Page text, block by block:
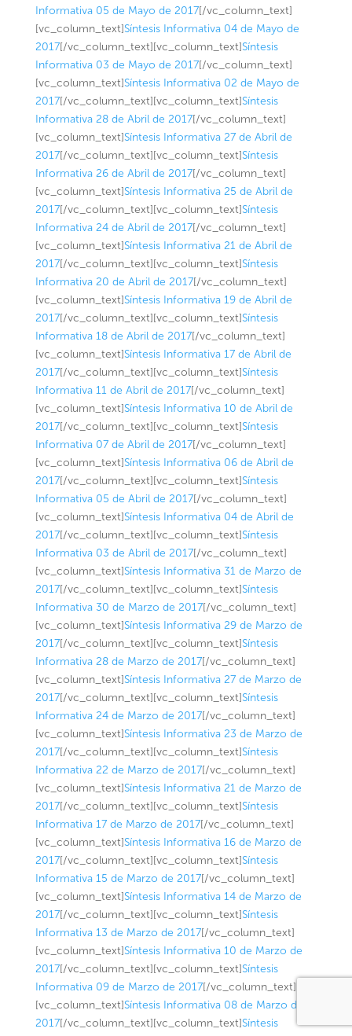
Informativa 05 de Mayo de 2017[/vc_column_text]
[vc_column_text]Síntesis Informativa 04 de Mayo de
2017[/vc_column_text][vc_column_text]Síntesis
Informativa 03 de Mayo de 2017[/vc_column_text]
[vc_column_text]Síntesis Informativa 02 de Mayo de
2017[/vc_column_text][vc_column_text]Síntesis
Informativa 28 de Abril de 2017[/vc_column_text]
[vc_column_text]Síntesis Informativa 27 de Abril de
2017[/vc_column_text][vc_column_text]Síntesis
Informativa 26 de Abril de 2017[/vc_column_text]
[vc_column_text]Síntesis Informativa 25 de Abril de
2017[/vc_column_text][vc_column_text]Síntesis
Informativa 24 de Abril de 2017[/vc_column_text]
[vc_column_text]Síntesis Informativa 21 de Abril de
2017[/vc_column_text][vc_column_text]Síntesis
Informativa 20 de Abril de 2017[/vc_column_text]
[vc_column_text]Síntesis Informativa 19 de Abril de
2017[/vc_column_text][vc_column_text]Síntesis
Informativa 18 de Abril de 2017[/vc_column_text]
[vc_column_text]Síntesis Informativa 17 de Abril de
2017[/vc_column_text][vc_column_text]Síntesis
Informativa 11 de Abril de 2017[/vc_column_text]
[vc_column_text]Síntesis Informativa 10 de Abril de
2017[/vc_column_text][vc_column_text]Síntesis
Informativa 07 de Abril de 2017[/vc_column_text]
[vc_column_text]Síntesis Informativa 06 de Abril de
2017[/vc_column_text][vc_column_text]Síntesis
Informativa 05 de Abril de 2017[/vc_column_text]
[vc_column_text]Síntesis Informativa 04 de Abril de
2017[/vc_column_text][vc_column_text]Síntesis
Informativa 03 de Abril de 2017[/vc_column_text]
[vc_column_text]Síntesis Informativa 31 de Marzo de
2017[/vc_column_text][vc_column_text]Síntesis
Informativa 30 de Marzo de 2017[/vc_column_text]
[vc_column_text]Síntesis Informativa 29 de Marzo de
2017[/vc_column_text][vc_column_text]Síntesis
Informativa 28 de Marzo de 2017[/vc_column_text]
[vc_column_text]Síntesis Informativa 27 de Marzo de
2017[/vc_column_text][vc_column_text]Síntesis
Informativa 24 de Marzo de 2017[/vc_column_text]
[vc_column_text]Síntesis Informativa 23 de Marzo de
2017[/vc_column_text][vc_column_text]Síntesis
Informativa 22 de Marzo de 2017[/vc_column_text]
[vc_column_text]Síntesis Informativa 21 de Marzo de
2017[/vc_column_text][vc_column_text]Síntesis
Informativa 17 de Marzo de 2017[/vc_column_text]
[vc_column_text]Síntesis Informativa 16 de Marzo de
2017[/vc_column_text][vc_column_text]Síntesis
Informativa 15 de Marzo de 2017[/vc_column_text]
[vc_column_text]Síntesis Informativa 14 de Marzo de
2017[/vc_column_text][vc_column_text]Síntesis
Informativa 13 de Marzo de 2017[/vc_column_text]
[vc_column_text]Síntesis Informativa 10 de Marzo de
2017[/vc_column_text][vc_column_text]Síntesis
Informativa 09 de Marzo de 2017[/vc_column_text]
[vc_column_text]Síntesis Informativa 08 de Marzo de
2017[/vc_column_text][vc_column_text]Síntesis